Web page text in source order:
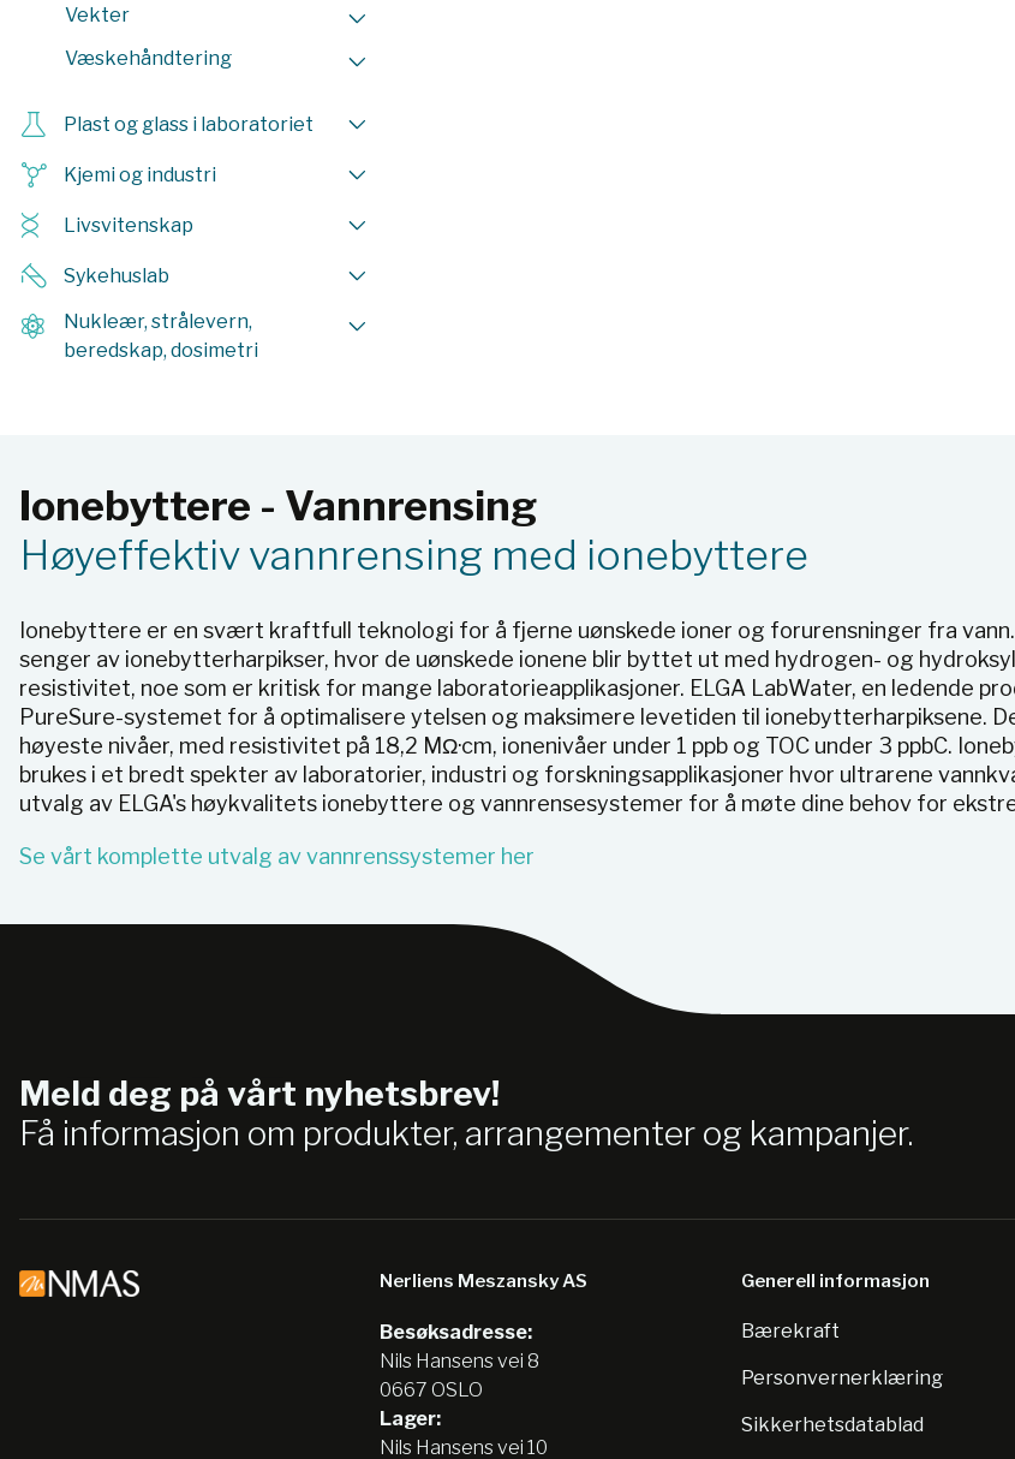
Vekter
Væskehåndtering
Plast og glass i laboratoriet
Kjemi og industri
Livsvitenskap
Sykehuslab
Nukleær, strålevern,
beredskap, dosimetri
Ionebyttere - Vannrensing
Høyeffektiv vannrensing med ionebyttere
Ionebyttere er en svært kraftfull teknologi for å fjerne uønskede ioner og forurensninger fra
senger av ionebytterharpikser, hvor de uønskede ionene blir byttet ut med hydrogen- og
resistivitet, noe som er kritisk for mange laboratorieapplikasjoner. ELGA LabWater, en ledende
PureSure-systemet for å optimalisere ytelsen og maksimere levetiden til ionebytterharpiksene.
høyeste nivåer, med resistivitet på 18,2 MΩ·cm, ionenivåer under 1 ppb og TOC under 3 ppbC.
brukes i et bredt spekter av laboratorier, industri og forskningsapplikasjoner hvor ultrarene
utvalg av ELGA's høykvalitets ionebyttere og vannrensesystemer for å møte dine behov for
Se vårt komplette utvalg av vannrenssystemer her
Meld deg på vårt nyhetsbrev!
Få informasjon om produkter, arrangementer og kampanjer.
Nerliens Meszansky AS
Besøksadresse:
Nils Hansens vei 8
0667 OSLO
Lager:
Nils Hansens vei 10
Generell informasjon
Bærekraft
Personvernerklæring
Sikkerhetsdatablad